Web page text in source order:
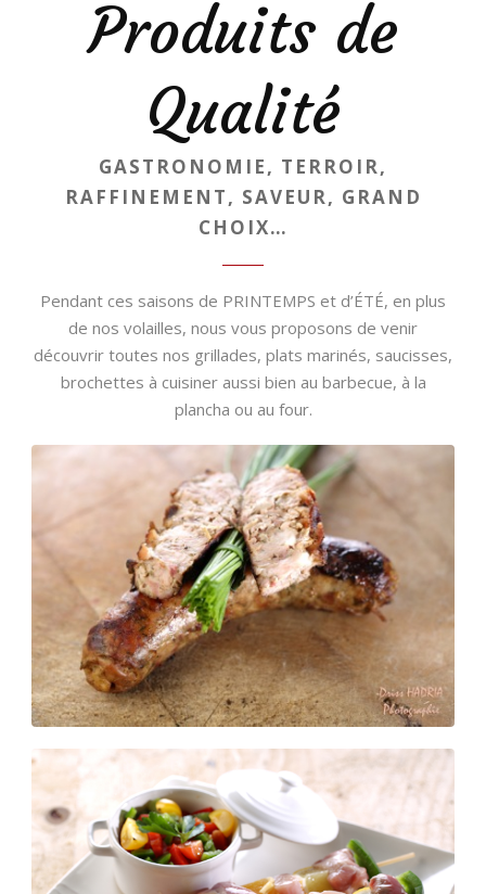
Produits de
Qualité
GASTRONOMIE, TERROIR,
RAFFINEMENT, SAVEUR, GRAND
CHOIX…
Pendant ces saisons de PRINTEMPS et d’ÉTÉ, en plus
de nos volailles, nous vous proposons de venir
découvrir toutes nos grillades, plats marinés, saucisses,
brochettes à cuisiner aussi bien au barbecue, à la
plancha ou au four.